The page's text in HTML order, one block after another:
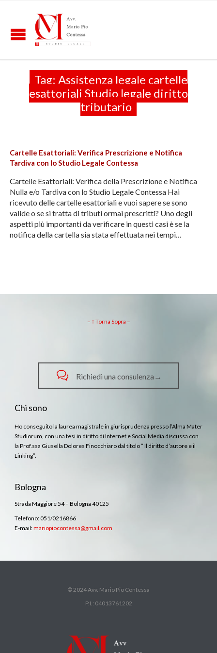
Tag: Assistenza legale cartelle
esattoriali Studio legale diritto
tributario
Cartelle Esattoriali: Verifica Prescrizione e Notifica
Tardiva con lo Studio Legale Contessa
Cartelle Esattoriali: Verifica della Prescrizione e Notifica
Nulla e/o Tardiva con lo Studio Legale Contessa Hai
ricevuto delle cartelle esattoriali e vuoi sapere se sono
valide o se si tratta di tributi ormai prescritti? Uno degli
aspetti più importanti da verificare in questi casi è se la
notifica della cartella sia stata effettuata nei tempi…
– ↑ Torna Sopra –
 Richiedi una consulenza→
Chi sono
Ho conseguito la laurea magistrale in giurisprudenza presso l’Alma Mater
Studiorum, con una tesi in diritto di Internet e Social Media discussa con
la Prof.ssa Giusella Dolores Finocchiaro dal titolo ” Il diritto d’autore e il
Linking”.
Bologna
Strada Maggiore 54 – Bologna 40125
Telefono: 051/0216866
E-mail:mariopiocontessa@gmail.com
© 2024 Avv. Mario Pio Contessa
P.I.: 04013761202